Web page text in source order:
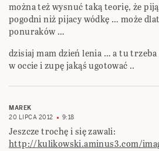
można też wysnuć taką teorię, że
pogodni niż pijacy wódkę … może
ponuraków …
dzisiaj mam dzień lenia … a tu
w occie i zupę jakąś ugotować ..
MAREK
20 LIPCA 2012
9:18
Jeszcze trochę i się zawali:
http://kulikowski.aminus3.com/